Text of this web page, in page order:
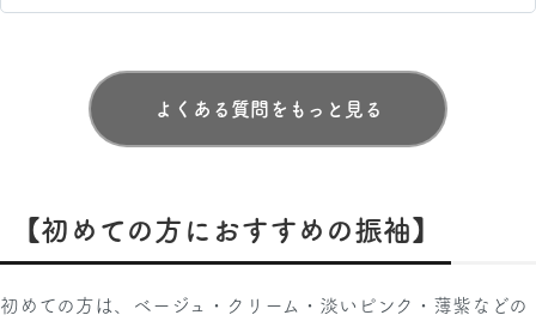
よくある質問をもっと見る
【初めての方におすすめの振袖】
初めての方は、ベージュ・クリーム・淡いピンク・薄紫などの